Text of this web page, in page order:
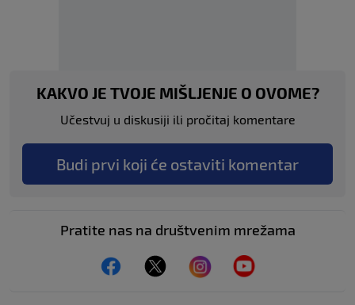
KAKVO JE TVOJE MIŠLJENJE O OVOME?
Učestvuj u diskusiji ili pročitaj komentare
Budi prvi koji će ostaviti komentar
Pratite nas na društvenim mrežama